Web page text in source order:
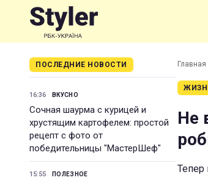
ПОСЛЕДНИЕ НОВОСТИ
16:36 ВКУСНО
Сочная шаурма с курицей и
хрустящим картофелем: простой
рецепт с фото от
победительницы "МастерШеф"
15:55 ПОЛЕЗНОЕ
Главная
Не
Тепер